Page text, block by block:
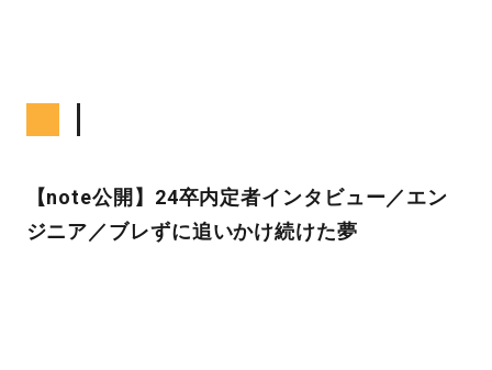
【note公開】24卒内定者インタビュー／エン
ジニア／ブレずに追いかけ続けた夢